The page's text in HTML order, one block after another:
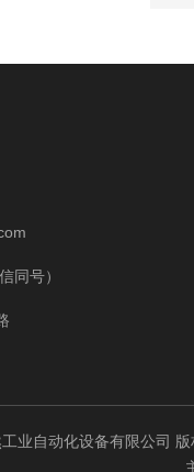
同号）
工业自动化设备有限公司